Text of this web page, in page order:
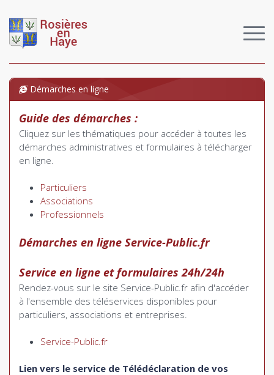
Démarches en ligne
Guide des démarches :
Cliquez sur les thématiques pour accéder à toutes les
démarches administratives et formulaires à télécharger
en ligne.
Particuliers
Associations
Professionnels
Démarches en ligne Service-Public.fr
Service en ligne et formulaires 24h/24h
Rendez-vous sur le site Service-Public.fr afin d'accéder
à l'ensemble des téléservices disponibles pour
particuliers, associations et entreprises.
Service-Public.fr
Lien vers le service de Télédéclaration de vos